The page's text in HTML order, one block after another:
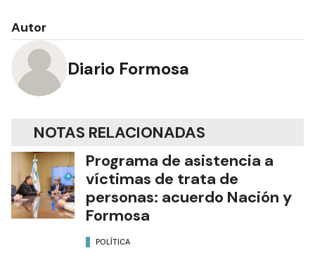
Autor
Diario Formosa
NOTAS RELACIONADAS
Programa de asistencia a
víctimas de trata de
personas: acuerdo Nación y
Formosa
POLÍTICA